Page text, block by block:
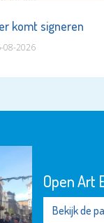
komt signeren
08-2026
Open Art
Bekijk de